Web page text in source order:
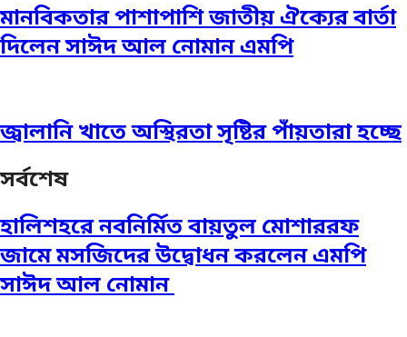
মানবিকতার পাশাপাশি জাতীয় ঐক্যের বার্তা
দিলেন সাঈদ আল নোমান এমপি
জ্বালানি খাতে অস্থিরতা সৃষ্টির পাঁয়তারা হচ্ছে
সর্বশেষ
হালিশহরে নবনির্মিত বায়তুল মোশাররফ
জামে মসজিদের উদ্বোধন করলেন এমপি
সাঈদ আল নোমান ‎